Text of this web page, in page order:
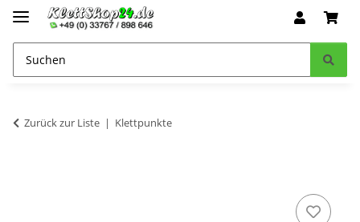
Zurück zur Liste Klettpunkte